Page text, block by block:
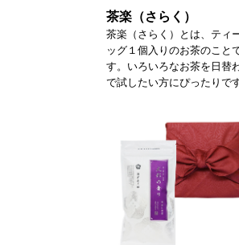
茶楽（さらく）
茶楽（さらく）とは、ティ
ッグ１個入りのお茶のこと
す。いろいろなお茶を日替
で試したい方にぴったりです